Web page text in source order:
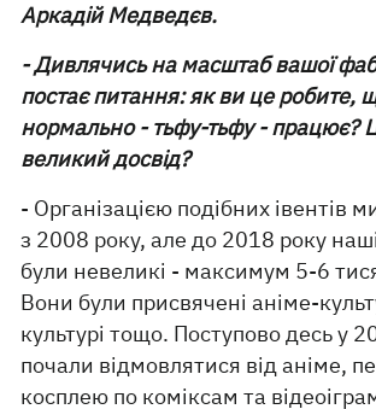
Аркадій Медведєв.
- Дивлячись на масштаб вашої
постає питання: як ви це робите,
нормально - тьфу-тьфу - працює?
великий досвід?
- Організацією подібних івентів
з 2008 року, але до 2018 року
були невеликі - максимум 5-6
Вони були присвячені аніме-
культурі тощо. Поступово десь у
почали відмовлятися від аніме,
косплею по коміксам та